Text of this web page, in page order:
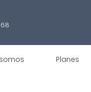
Planes